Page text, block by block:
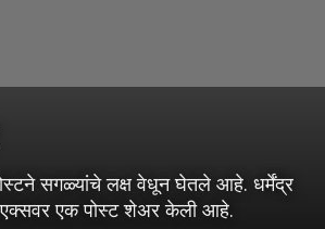
सगळ्यांचे लक्ष वेधून घेतले आहे. धर्मेंद्र
एक्सवर एक पोस्ट शेअर केली आहे.